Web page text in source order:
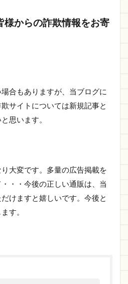
様からの詐欺情報をお寄
合もありますが、当ブログに
サイトについては新規記事と
思います。
大変です。多量の広告掲載を
・・今後の正しい通販は、当
けますと嬉しいです。今後と
す。